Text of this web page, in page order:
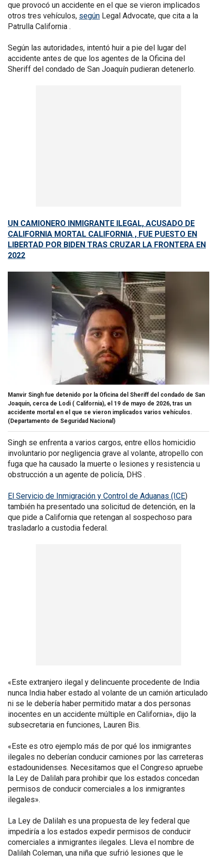
que provocó un accidente en el que se vieron implicados
otros tres vehículos, según Legal Advocate, que cita a la
Patrulla California .
Según las autoridades, intentó huir a pie del lugar del
accidente antes de que los agentes de la Oficina del
Sheriff del condado de San Joaquín pudieran detenerlo.
UN CAMIONERO INMIGRANTE ILEGAL, ACUSADO DE
CALIFORNIA MORTAL CALIFORNIA , FUE PUESTO EN
LIBERTAD POR BIDEN TRAS CRUZAR LA FRONTERA EN
2022
Manvir Singh fue detenido por la Oficina del Sheriff del condado de San
Joaquín, cerca de Lodi ( California), el 19 de mayo de 2026, tras un
accidente mortal en el que se vieron implicados varios vehículos.
(Departamento de Seguridad Nacional)
Singh se enfrenta a varios cargos, entre ellos homicidio
involuntario por negligencia grave al volante, atropello con
fuga que ha causado la muerte o lesiones y resistencia u
obstrucción a un agente de policía, DHS .
El Servicio de Inmigración y Control de Aduanas (ICE)
también ha presentado una solicitud de detención, en la
que pide a California que retengan al sospechoso para
trasladarlo a custodia federal.
«Este extranjero ilegal y delincuente procedente de India
nunca India haber estado al volante de un camión articulado
ni se le debería haber permitido matar a dos personas
inocentes en un accidente múltiple en California», dijo la
subsecretaria en funciones, Lauren Bis.
«Este es otro ejemplo más de por qué los inmigrantes
ilegales no deberían conducir camiones por las carreteras
estadounidenses. Necesitamos que el Congreso apruebe
la Ley de Dalilah para prohibir que los estados concedan
permisos de conducir comerciales a los inmigrantes
ilegales».
La Ley de Dalilah es una propuesta de ley federal que
impediría a los estados expedir permisos de conducir
comerciales a inmigrantes ilegales. Lleva el nombre de
Dalilah Coleman, una niña que sufrió lesiones que le